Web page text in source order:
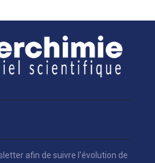
afin de suivre l'évolution de